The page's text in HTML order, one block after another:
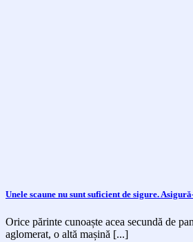
Unele scaune nu sunt suficient de sigure.
Orice părinte cunoaște acea secundă de
aglomerat, o altă mașină [...]